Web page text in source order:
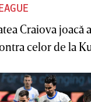
Craiova joacă
celor de la